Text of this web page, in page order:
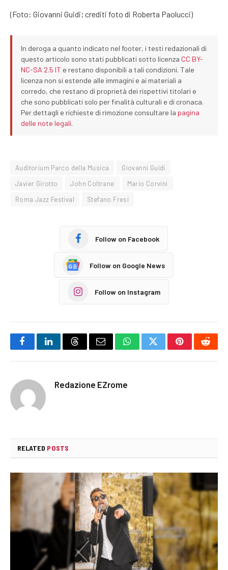
(Foto: Giovanni Guidi; crediti foto di Roberta Paolucci)
In deroga a quanto indicato nel footer, i testi redazionali di
questo articolo sono stati pubblicati sotto licenza CC BY-
NC-SA 2.5 IT e restano disponibili a tali condizioni. Tale
licenza non si estende alle immagini e ai materiali a
corredo, che restano di proprietà dei rispettivi titolari e
che sono pubblicati solo per finalità culturali e di cronaca.
Per dettagli e richieste di rimozione consultare la pagina
delle note legali.
Auditorium Parco della Musica
Giovanni Guidi
Javier Girotto
John Coltrane
Mario Corvini
Roma Jazz Festival
Stefano Fresi
Follow on Facebook
Follow on Google News
Follow on Instagram
FacebookLinkedInThreadsEmail WhatsAppTwitterPinterest
Redazione EZrome
RELATED POSTS